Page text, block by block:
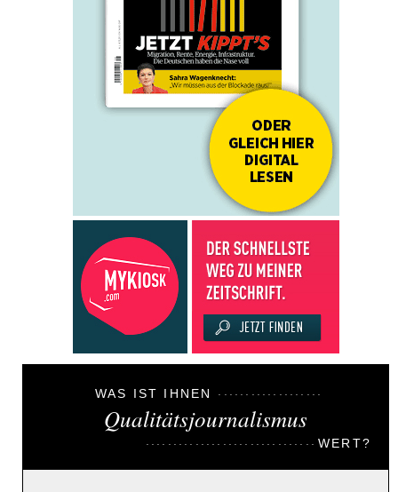
WAS IST IHNEN
Qualitätsjournalismus
WERT?